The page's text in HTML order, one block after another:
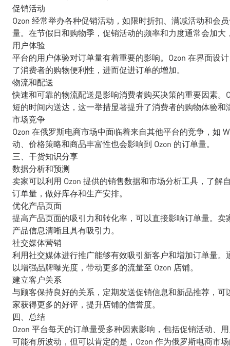
促销活动
Ozon 经常举办各种促销活动，如限时折扣、满减活动和会
量。在节假日和购物季，促销活动的频率和力度通常会加大
用户体验
平台的用户体验对订单量有着重要的影响。Ozon 在界面设
了消费者的购物便利性，进而促进订单的增加。
物流和配送
快速和可靠的物流配送是影响消费者购买决策的重要因素
短的时间内送达，这一举措显著提升了消费者的购物体验和
市场竞争
Ozon 在俄罗斯电商市场中面临着来自其他平台的竞争，如
动、价格策略和商品丰富性也会影响到 Ozon 的订单量。
三、干货知识分享
数据分析和预测
卖家可以利用 Ozon 提供的销售数据和市场分析工具，了
订单量，做好库存和生产安排。
优化产品页面
提高产品页面的吸引力和转化率，可以直接影响订单量。
产品信息清晰且具有吸引力。
社交媒体营销
利用社交媒体进行推广能够有效吸引新客户和增加订单量
以增强品牌曝光度，带动更多的流量至 Ozon 店铺。
建立客户关系
与顾客保持良好的关系，定期发送促销信息和新品推荐，
家获得更多的好评，提升店铺的信誉度。
四、总结
Ozon 平台每天的订单量受多种因素影响，包括促销活动、
可能有所波动，但可以肯定的是，Ozon 作为俄罗斯电商市